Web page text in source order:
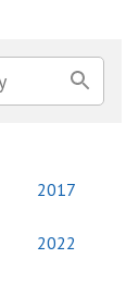
2017
2022